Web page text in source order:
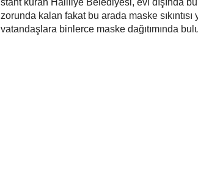
stant kuran Haliliye Belediyesi, evi dışında
zorunda kalan fakat bu arada maske sıkıntısı
vatandaşlara binlerce maske dağıtımında